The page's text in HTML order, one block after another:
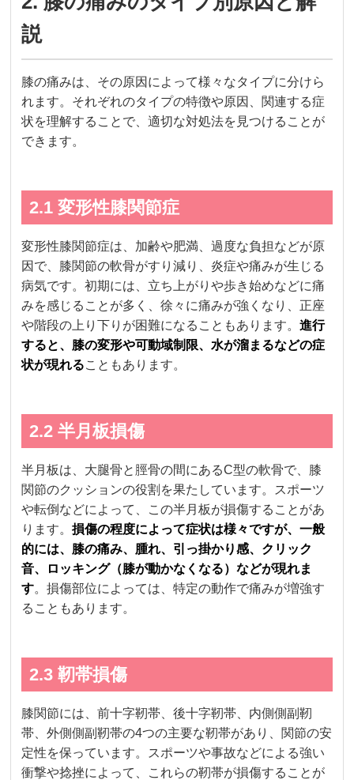
説
膝の痛みは、その原因によって様々なタイプに分けら
れます。それぞれのタイプの特徴や原因、関連する症
状を理解することで、適切な対処法を見つけることが
できます。
2.1 変形性膝関節症
変形性膝関節症は、加齢や肥満、過度な負担などが原
因で、膝関節の軟骨がすり減り、炎症や痛みが生じる
病気です。初期には、立ち上がりや歩き始めなどに痛
みを感じることが多く、徐々に痛みが強くなり、正座
や階段の上り下りが困難になることもあります。進行
すると、膝の変形や可動域制限、水が溜まるなどの症
状が現れることもあります。
2.2 半月板損傷
半月板は、大腿骨と脛骨の間にあるC型の軟骨で、膝
関節のクッションの役割を果たしています。スポーツ
や転倒などによって、この半月板が損傷することがあ
ります。損傷の程度によって症状は様々ですが、一般
的には、膝の痛み、腫れ、引っ掛かり感、クリック
音、ロッキング（膝が動かなくなる）などが現れま
す。損傷部位によっては、特定の動作で痛みが増強す
ることもあります。
2.3 靭帯損傷
膝関節には、前十字靭帯、後十字靭帯、内側側副靭
帯、外側側副靭帯の4つの主要な靭帯があり、関節の安
定性を保っています。スポーツや事故などによる強い
衝撃や捻挫によって、これらの靭帯が損傷することが